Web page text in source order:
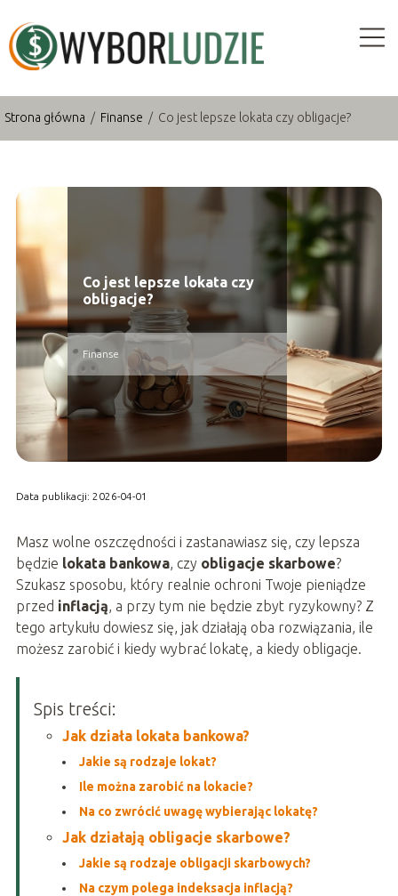
Strona główna / Finanse / Co jest lepsze lokata czy obligacje?
Co jest lepsze lokata czy
obligacje?
Finanse
Data publikacji: 2026-04-01
Masz wolne oszczędności i zastanawiasz się, czy lepsza
będzie lokata bankowa, czy obligacje skarbowe?
Szukasz sposobu, który realnie ochroni Twoje pieniądze
przed inflacją, a przy tym nie będzie zbyt ryzykowny? Z
tego artykułu dowiesz się, jak działają oba rozwiązania, ile
możesz zarobić i kiedy wybrać lokatę, a kiedy obligacje.
Spis treści:
Jak działa lokata bankowa?
Jakie są rodzaje lokat?
Ile można zarobić na lokacie?
Na co zwrócić uwagę wybierając lokatę?
Jak działają obligacje skarbowe?
Jakie są rodzaje obligacji skarbowych?
Na czym polega indeksacja inflacją?